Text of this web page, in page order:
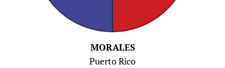
MORALES
Puerto Rico